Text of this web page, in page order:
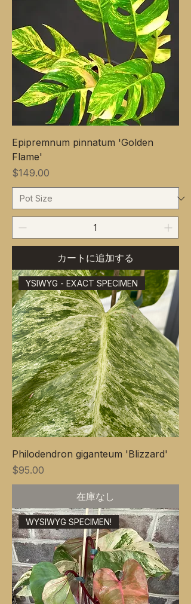
Epipremnum pinnatum 'Golden
Flame'
価格
$149.00
カートに追加する
YSIWYG - EXACT SPECIMEN
Philodendron giganteum 'Blizzard'
価格
$95.00
在庫なし
WYSIWYG SPECIMEN!